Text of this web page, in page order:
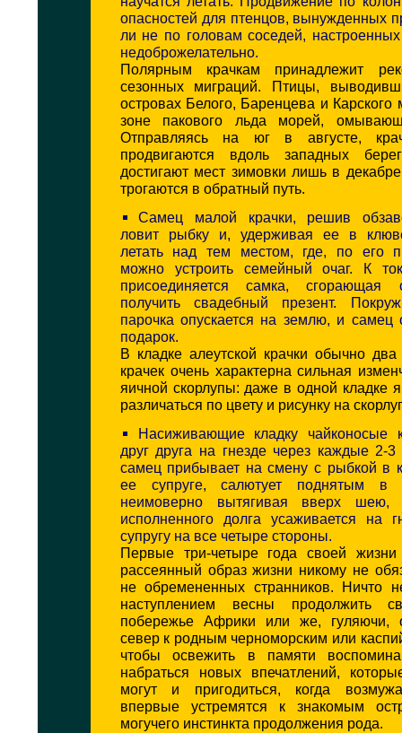
опасностей для птенцов, вынужденных
ли не по головам соседей,
недоброжелательно.
Полярным крачкам принадлежит
сезонных миграций. Птицы,
островах Белого, Баренцева и Карского
зоне пакового льда морей,
Отправляясь на юг в августе,
продвигаются вдоль западных
достигают мест зимовки лишь в
трогаются в обратный путь.
Самец малой крачки, решив
ловит рыбку и, удерживая ее в
летать над тем местом, где, по его
можно устроить семейный очаг. К
присоединяется самка, сгорающая
получить свадебный презент.
парочка опускается на землю, и самец
подарок.
В кладке алеутской крачки обычно
крачек очень характерна сильная
яичной скорлупы: даже в одной кладке
различаться по цвету и рисунку на
Насиживающие кладку чайконосые
друг друга на гнезде через каждые 2-
самец прибывает на смену с рыбкой в
ее супруге, салютует поднятым в
неимоверно вытягивая вверх
исполненного долга усаживается на
супругу на все четыре стороны.
Первые три-четыре года своей жизни
рассеянный образ жизни никому не
не обремененных странников. Ничто
наступлением весны продолжить
побережье Африки или же, гуляючи,
север к родным черноморским или
чтобы освежить в памяти
набраться новых впечатлений,
могут и пригодиться, когда
впервые устремятся к знакомым
могучего инстинкта продолжения рода.